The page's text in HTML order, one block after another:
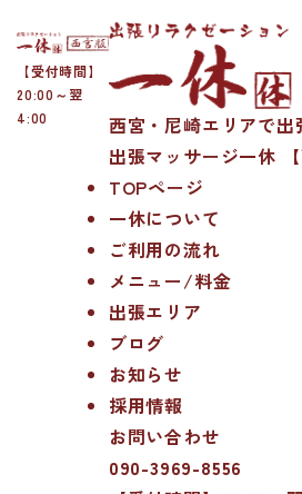
【受付時間】
20:00～翌
4:00
西宮・尼崎エリアで出
出張マッサージ一休 【
TOPページ
一休について
ご利用の流れ
メニュー/料金
出張エリア
ブログ
お知らせ
採用情報
お問い合わせ
090-3969-8556